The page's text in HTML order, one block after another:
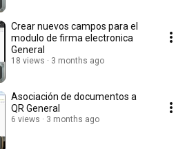
Crear nuevos campos para el
modulo de firma electronica
General
18 views 3 months ago
Asociación de documentos a
QR General
6 views 3 months ago